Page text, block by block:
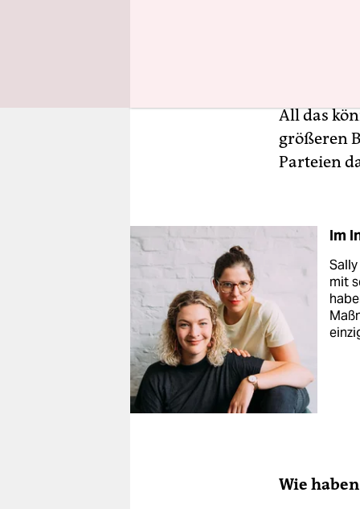
Frauen?
All das
größeren
Parteien
Im
mit
Wie